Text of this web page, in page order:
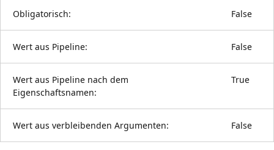
Obligatorisch: False
Wert aus Pipeline: False
Wert aus Pipeline nach dem
Eigenschaftsnamen:
True
Wert aus verbleibenden Argumenten: False